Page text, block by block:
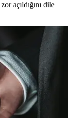
açıldığını dile